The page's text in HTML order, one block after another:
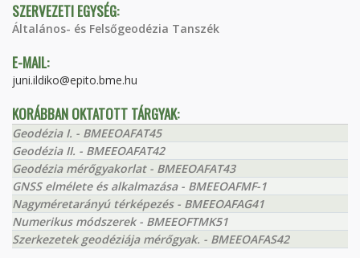
SZERVEZETI EGYSÉG:
Általános- és Felsőgeodézia Tanszék
E-MAIL:
juni.ildiko@epito.bme.hu
KORÁBBAN OKTATOTT TÁRGYAK:
Geodézia I. - BMEEOAFAT45
Geodézia II. - BMEEOAFAT42
Geodézia mérőgyakorlat - BMEEOAFAT43
GNSS elmélete és alkalmazása - BMEEOAFMF-1
Nagyméretarányú térképezés - BMEEOAFAG41
Numerikus módszerek - BMEEOFTMK51
Szerkezetek geodéziája mérőgyak. - BMEEOAFAS42